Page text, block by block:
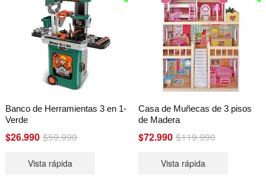
Banco de Herramientas 3 en 1-
Verde
$59.990Original
$26.990
Current
Vista rápida
Casa de Muñecas de 3 pisos
de Madera
$119.990Original
$72.990
Current
Vista rápida